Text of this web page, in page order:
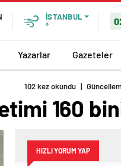
İSTANBUL
°
Yazarlar Gazeteler
160
HIZLI YORUM YAP